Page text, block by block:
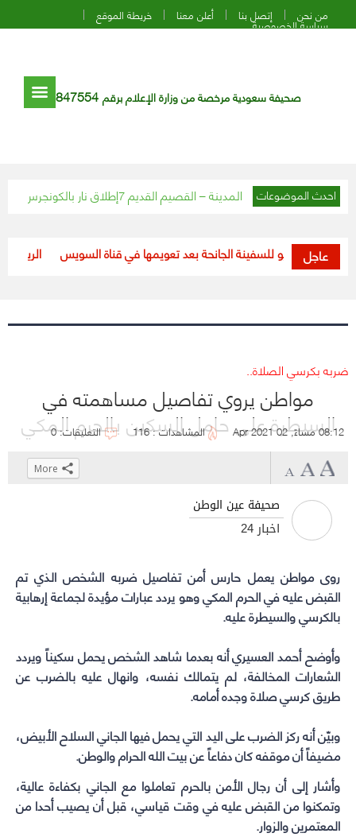
من نحن إتصل بنا أعلن معنا خريطة الموقع
سياسة الخصوصية
صحيفة سعودية مرخصة من وزارة الإعلام برقم 847554
احدث الموضوعات إطلاق نار بالكونجرس
عاجل “الرياضة”: السماح لـ40% من الجماهير أول فيديو للسفينة الجانحة بعد تعويمها في قناة السويس
ضربه بكرسي الصلاة..
مواطن يروي تفاصيل مساهمته في
السيطرة على حامل السكين بالحرم المكي
08:12 مساءً, 02 Apr 2021 المشاهدات : 116 التعليقات: 0
صحيفة عين الوطن
أخبار 24
روى مواطن يعمل حارس أمن تفاصيل ضربه الشخص الذي تم
القبض عليه فيالحرم المكيوهو يردد عبارات مؤيدة لجماعة إرهابية
بالكرسي والسيطرة عليه.
وأوضح أحمد العسيري أنه بعدما شاهد الشخص يحمل سكيناً ويردد
الشعارات المخالفة، لم يتمالك نفسه، وانهال عليه بالضرب عن
طريق كرسي صلاة وجده أمامه.
وبيّن أنه ركز الضرب على اليد التي يحمل فيها الجاني السلاح الأبيض،
مضيفاً أن موقفه كان دفاعاً عن بيت الله الحرام والوطن.
وأشار إلى أن رجال الأمن بالحرم تعاملوا مع الجاني بكفاءة عالية،
وتمكنوا من القبض عليه في وقت قياسي، قبل أن يصيب أحدا من
المعتمرين والزوار.
(Opens
in
(Opens
in
(Opens
in
Click
(Opens
in
More